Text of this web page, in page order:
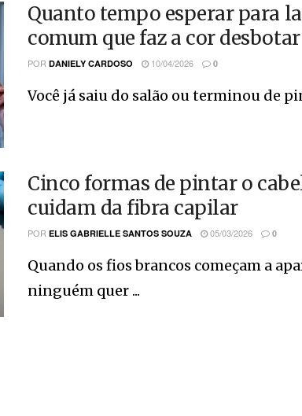
Quanto tempo esperar para
comum que faz a cor
POR DANIELY CARDOSO 10/04/2026 0
Você já saiu do salão ou terminou de
Cinco formas de pintar o
cuidam da fibra capilar
POR ELIS GABRIELLE SANTOS SOUZA 05/03/2026 0
Quando os fios brancos começam a
ninguém quer ...